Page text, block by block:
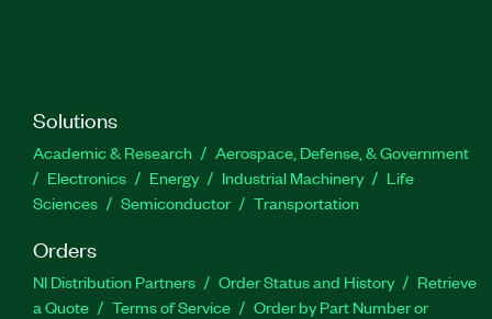
Solutions
Academic & Research
Aerospace, Defense, & Government
Electronics
Energy Industrial Machinery
Life
Sciences
Semiconductor Transportation
Orders
NI Distribution Partners Order Status and History
Retrieve
a Quote
Terms of Service
Order by Part Number or